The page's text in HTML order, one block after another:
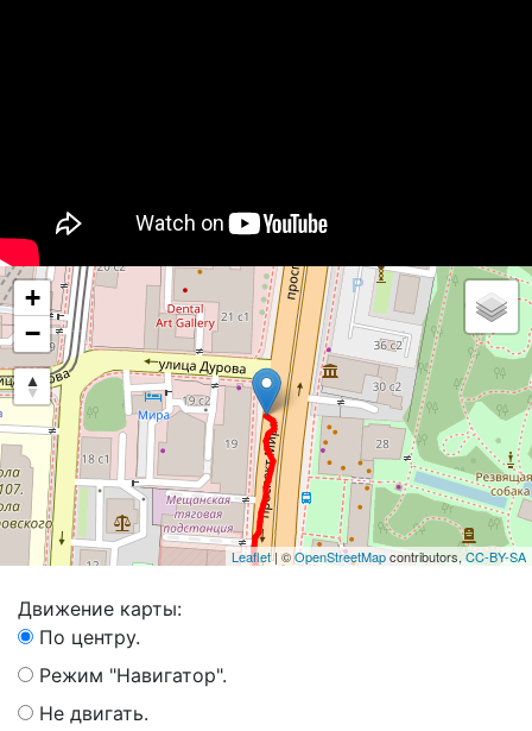
+
−
Leaflet| ©OpenStreetMapcontributors, CC-BY-SA
Движение карты:
По центру.
Режим "Навигатор".
Не двигать.